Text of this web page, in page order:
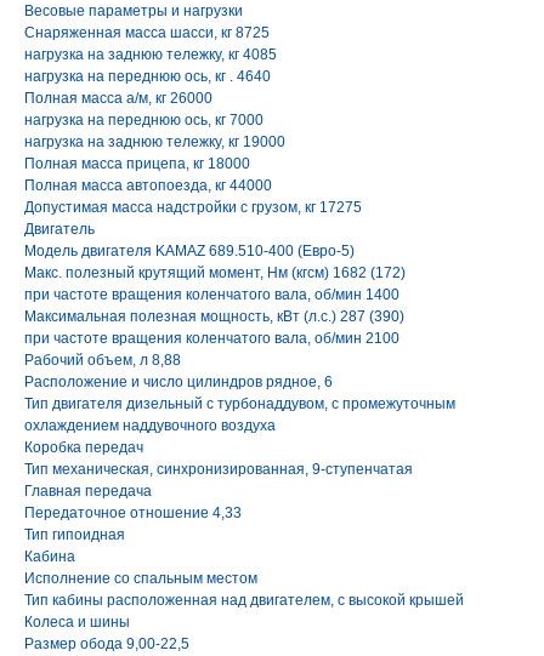
Весовые параметры и нагрузки
Снаряженная масса шасси, кг 8725
нагрузка на заднюю тележку, кг 4085
нагрузка на переднюю ось, кг . 4640
Полная масса а/м, кг 26000
нагрузка на переднюю ось, кг 7000
нагрузка на заднюю тележку, кг 19000
Полная масса прицепа, кг 18000
Полная масса автопоезда, кг 44000
Допустимая масса надстройки с грузом, кг 17275
Двигатель
Модель двигателя KAMAZ 689.510-400 (Евро-5)
Макс. полезный крутящий момент, Нм (кгсм) 1682 (172)
при частоте вращения коленчатого вала, об/мин 1400
Максимальная полезная мощность, кВт (л.с.) 287 (390)
при частоте вращения коленчатого вала, об/мин 2100
Рабочий объем, л 8,88
Расположение и число цилиндров рядное, 6
Тип двигателя дизельный с турбонаддувом, с промежуточным
охлаждением наддувочного воздуха
Коробка передач
Тип механическая, синхронизированная, 9-ступенчатая
Главная передача
Передаточное отношение 4,33
Тип гипоидная
Кабина
Исполнение со спальным местом
Тип кабины расположенная над двигателем, с высокой крышей
Колеса и шины
Размер обода 9,00-22,5